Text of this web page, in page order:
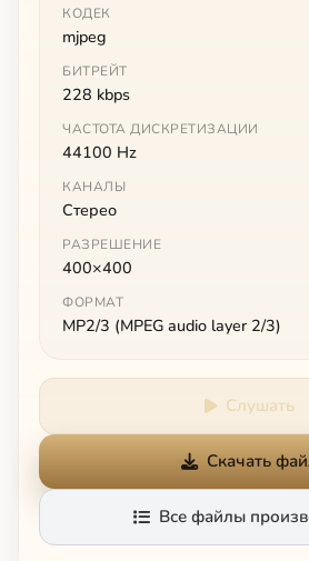
КОДЕК
mjpeg
БИТРЕЙТ
228 kbps
ЧАСТОТА ДИСКРЕТИЗАЦИИ
44100 Hz
КАНАЛЫ
Стерео
РАЗРЕШЕНИЕ
400×400
ФОРМАТ
MP2/3 (MPEG audio layer 2/3)
Слушать
Скачать
Все файлы